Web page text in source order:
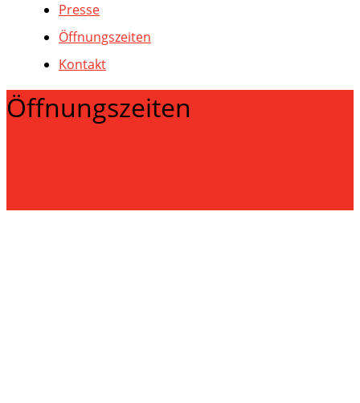
Presse
Öffnungszeiten
Kontakt
Öffnungszeiten